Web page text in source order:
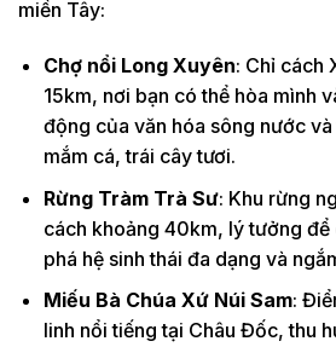
miền Tây:
Chợ nổi Long Xuyên: Chỉ cách
15km, nơi bạn có thể hòa mình
động của văn hóa sông nước
mắm cá, trái cây tươi.
Rừng Tràm Trà Sư: Khu rừng
cách khoảng 40km, lý tưởng để
phá hệ sinh thái đa dạng và
Miếu Bà Chúa Xứ Núi Sam:
linh nổi tiếng tại Châu Đốc, thu